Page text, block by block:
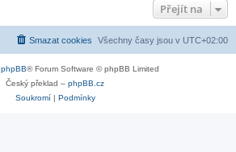
Přejít na
Všechny časy jsou v UTC+02:00
Smazat cookies
phpBB® Forum Software © phpBB Limited
Český překlad – phpBB.cz
Soukromí| Podmínky